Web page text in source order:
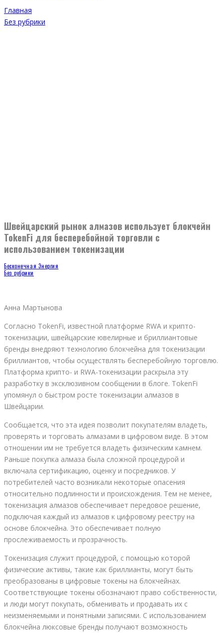
Главная
Без рубрики
Швейцарский рынок алмазов использует блокчейн
TokenFi для бесперебойной торговли с
использованием токенизации
Бесконечная Энергия
Без рубрики
Анна Мартынова
Согласно TokenFi, известной платформе RWA и крипто-
токенизации, швейцарские ювелирные и бриллиантовые
бренды внедряют технологию блокчейна для токенизации
бриллиантов, чтобы осуществлять бесперебойную торговлю.
Платформа крипто- и RWA-токенизации раскрыла эту
разработку в эксклюзивном сообщении в блоге. TokenFi
упомянул о быстром росте токенизации алмазов в
Швейцарии.
Сообщается, что эта идея позволит покупателям владеть,
проверять и торговать алмазами в цифровом виде. В этом
отношении им не требуется владеть физическим камнем.
Раньше покупка алмаза была сложной процедурой и
включала сертификацию, оценку и посредников. У
потребителей часто возникали некоторые опасения
относительно подлинности и происхождения. Тем не менее,
токенизация алмазов обеспечивает передовое решение,
подключая каждый из алмазов к цифровому реестру на
основе блокчейна. Это обеспечивает полную
прослеживаемость и прозрачность.
Токенизация служит процедурой, с помощью которой
физические активы, такие как бриллианты, могут быть
преобразованы в цифровые токены на блокчейнах.
Соответствующие токены обозначают право собственности,
и люди могут покупать, обменивать и продавать их с
неизменяемыми и понятными записями. С использованием
блокчейна люксовые бренды получают возможность